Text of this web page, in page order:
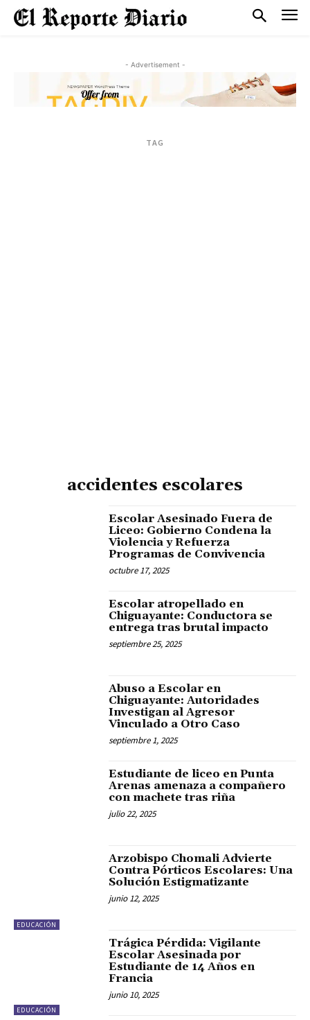
- Advertisement -
TAG
accidentes escolares
Escolar Asesinado Fuera de
Liceo: Gobierno Condena la
Violencia y Refuerza
Programas de Convivencia
octubre 17, 2025
Escolar atropellado en
Chiguayante: Conductora se
entrega tras brutal impacto
septiembre 25, 2025
Abuso a Escolar en
Chiguayante: Autoridades
Investigan al Agresor
Vinculado a Otro Caso
septiembre 1, 2025
Estudiante de liceo en Punta
Arenas amenaza a compañero
con machete tras riña
julio 22, 2025
EDUCACIÓN
Arzobispo Chomali Advierte
Contra Pórticos Escolares: Una
Solución Estigmatizante
junio 12, 2025
EDUCACIÓN
Trágica Pérdida: Vigilante
Escolar Asesinada por
Estudiante de 14 Años en
Francia
junio 10, 2025